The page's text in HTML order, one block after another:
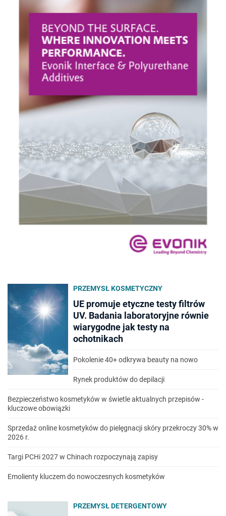
PRZEMYSŁ KOSMETYCZNY
UE promuje etyczne testy filtrów
UV. Badania laboratoryjne równie
wiarygodne jak testy na
ochotnikach
Pokolenie 40+ odkrywa beauty na nowo
Rynek produktów do depilacji
Bezpieczeństwo kosmetyków w świetle aktualnych przepisów -
kluczowe obowiązki
Sprzedaż online kosmetyków do pielęgnacji skóry przekroczy 30% w
2026 r.
Targi PCHi 2027 w Chinach rozpoczynają zapisy
Emolienty kluczem do nowoczesnych kosmetyków
PRZEMYSŁ DETERGENTOWY